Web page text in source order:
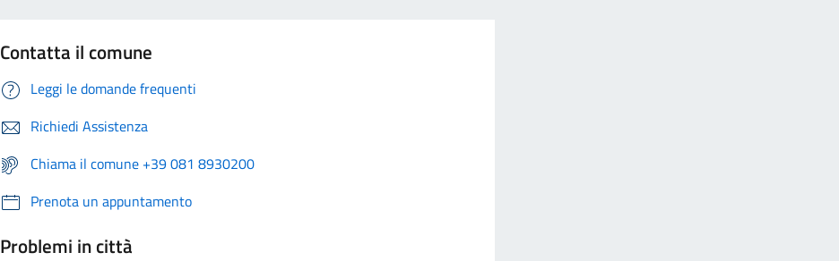
Contatta il comune
Leggi le domande frequenti
Richiedi Assistenza
Chiama il comune +39 081 8930200
Prenota un appuntamento
Problemi in città